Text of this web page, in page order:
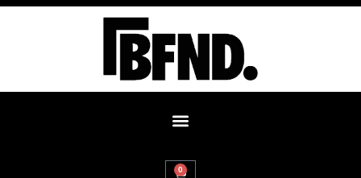
0